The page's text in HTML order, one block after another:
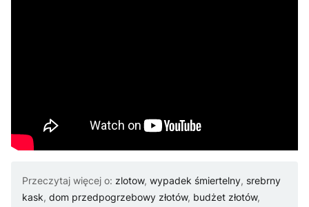
Przeczytaj więcej o: zlotow, wypadek śmiertelny, srebrny
kask, dom przedpogrzebowy złotów, budżet złotów,